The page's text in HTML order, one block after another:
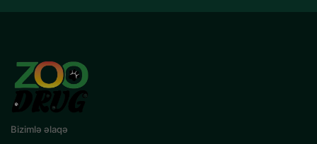
Bizimlə əlaqə